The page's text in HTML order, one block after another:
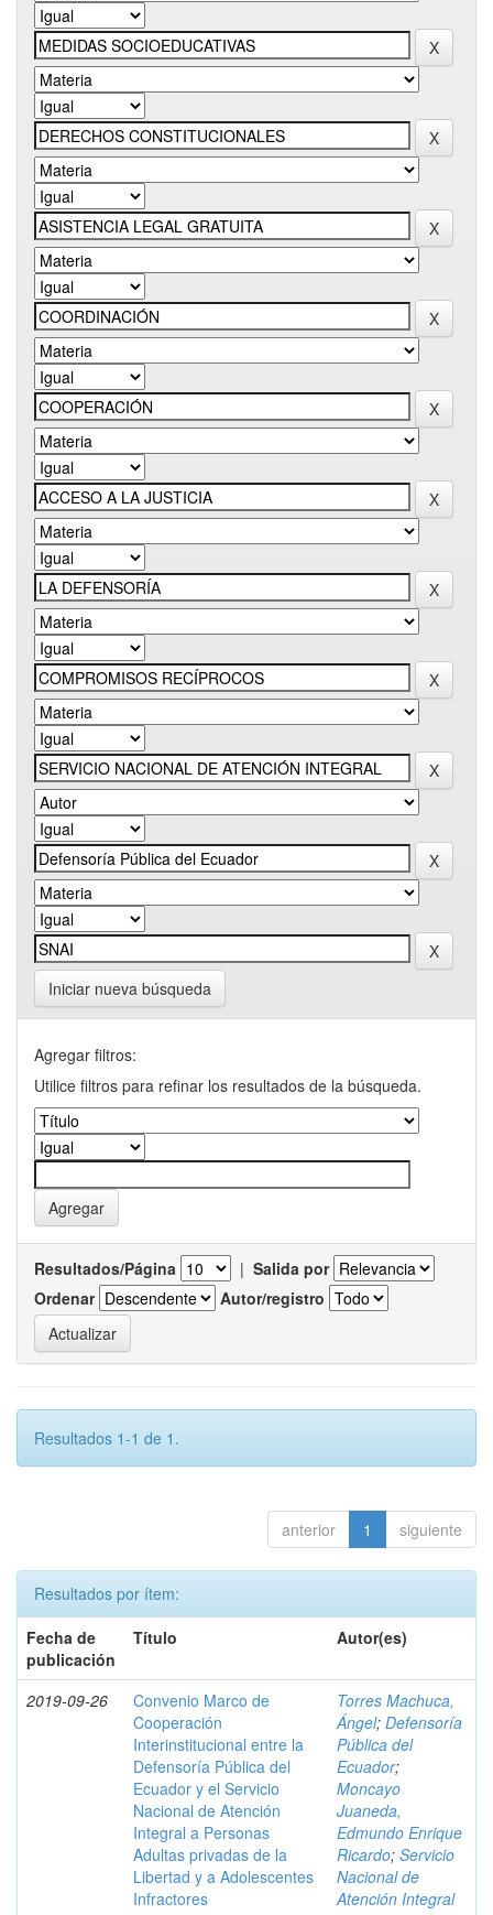
Iniciar nueva búsqueda
Agregar filtros:
Utilice filtros para refinar los resultados de la búsqueda.
Resultados/Página | Salida por
Ordenar
Autor/registro
Resultados 1-1 de 1.
anterior 1 siguiente
Resultados por ítem:
Fecha de
publicación
Título Autor(es)
2019-09-26
Convenio Marco de
Cooperación
Interinstitucional entre la
Defensoría Pública del
Ecuador y el Servicio
Nacional de Atención
Integral a Personas
Adultas privadas de la
Libertad y a Adolescentes
Infractores
Torres Machuca,
Ángel; Defensoría
Pública del
Ecuador;
Moncayo
Juaneda,
Edmundo Enrique
Ricardo; Servicio
Nacional de
Atención Integral